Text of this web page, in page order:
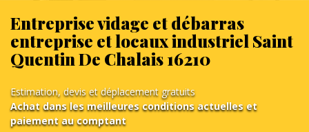
Entreprise vidage et débarras
entreprise et locaux industriel Saint
Quentin De Chalais 16210
Estimation, devis et déplacement gratuits
Achat dans les meilleures conditions actuelles et
paiement au comptant